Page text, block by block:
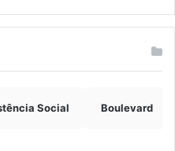
Social Boulevard